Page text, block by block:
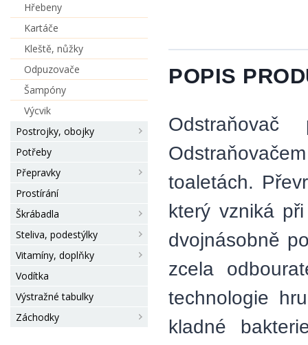
Hřebeny
Kartáče
Kleště, nůžky
Odpuzovače
Šampóny
Výcvik
Postrojky, obojky
Potřeby
Přepravky
Prostírání
Škrábadla
Steliva, podestýlky
Vitamíny, doplňky
Vodítka
Výstražné tabulky
Záchodky
POPIS
toaletách.
který vzniká
dvojnásobně
zcela
technologie
kladné